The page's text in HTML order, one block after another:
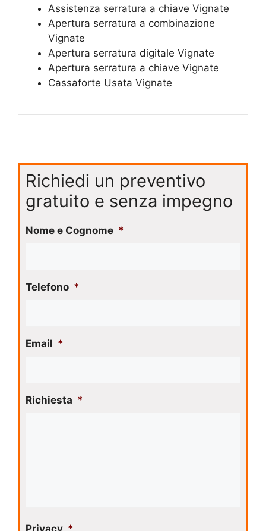
Assistenza serratura ​a chiave Vignate
​Apertura serratura​ ​a combinazione
Vignate
Apertura serratura​ ​digitale Vignate
​Apertura serratura​ ​a chiave Vignate
​Cassaforte Usata Vignate
Richiedi un preventivo
gratuito e senza impegno
Nome e Cognome *
Telefono *
Email *
Richiesta *
Privacy *